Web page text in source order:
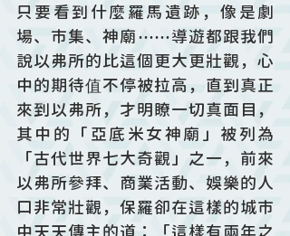
只要看到什麼羅馬遺跡，像是劇
場、市集、神廟⋯⋯導遊都跟我們
說以弗所的比這個更大更壯觀，心
中的期待值不停被拉高，直到真正
來到以弗所，才明瞭一切真面目，
其中的「亞底米女神廟」被列為
「古代世界七大奇觀」之一，前來
以弗所參拜、商業活動、娛樂的人
口非常壯觀，保羅卻在這樣的城市